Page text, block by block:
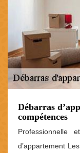
Débarras
compétences
Professionnelle
d’appartement